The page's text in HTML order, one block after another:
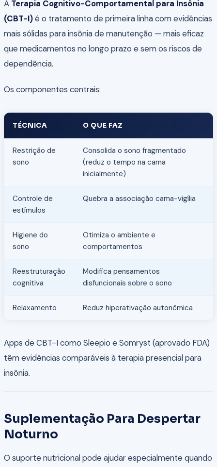
A Terapia Cognitivo-Comportamental para Insônia
(CBT-I)é o tratamento de primeira linha com evidências
mais sólidas para insônia de manutenção — mais eficaz
que medicamentos no longo prazo e sem os riscos de
dependência.
Os componentes centrais:
TÉCNICA O QUE FAZ
Restrição de
sono
Consolida o sono fragmentado
(reduz o tempo na cama
inicialmente)
Controle de
estímulos
Quebra a associação cama-vigília
Higiene do
sono
Otimiza o ambiente e
comportamentos
Reestruturação
cognitiva
Modifica pensamentos
disfuncionais sobre o sono
Relaxamento Reduz hiperativação autonômica
Apps de CBT-I como Sleepio e Somryst (aprovado FDA)
têm evidências comparáveis à terapia presencial para
insônia.
Suplementação Para Despertar
Noturno
O suporte nutricional pode ajudar especialmente quando